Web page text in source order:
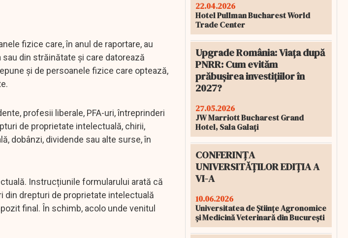
fizice care, în anul de raportare, au
din străinătate și care datorează
și de persoanele fizice care optează,
profesii liberale, PFA-uri, întreprinderi
de proprietate intelectuală, chirii,
dobânzi, dividende sau alte surse, în
Instrucțiunile formularului arată că
din drepturi de proprietate intelectuală
final. În schimb, acolo unde venitul
22.04.2026
Hotel Pullman Bucharest World
Trade Center
Upgrade România: Viața după
PNRR: Cum evităm
prăbușirea investițiilor în
2027?
27.05.2026
JW Marriott Bucharest Grand
Hotel, Sala Galați
CONFERINȚA
UNIVERSITĂȚILOR EDIȚIA A
VI-A
10.06.2026
Universitatea de Științe Agronomice
și Medicină Veterinară din București